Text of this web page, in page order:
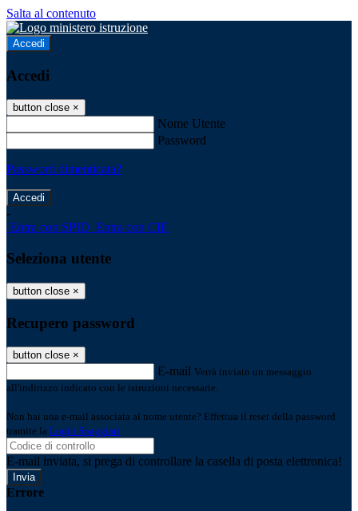
Salta al contenuto
Accedi
Accedi
button close ×
Nome Utente
Password
Password dimenticata?
-
Entra con SPID Entra con CIE
Seleziona utente
button close ×
Recupero password
button close ×
E-mail Verrà inviato un messaggio
all'indirizzo indicato con le istruzioni necessarie.
Non hai una e-mail associata al nome utente? Effettua il reset della password
tramite la Login Spaggiari
E-mail inviata, si prega di controllare la casella di posta elettronica!
Errore